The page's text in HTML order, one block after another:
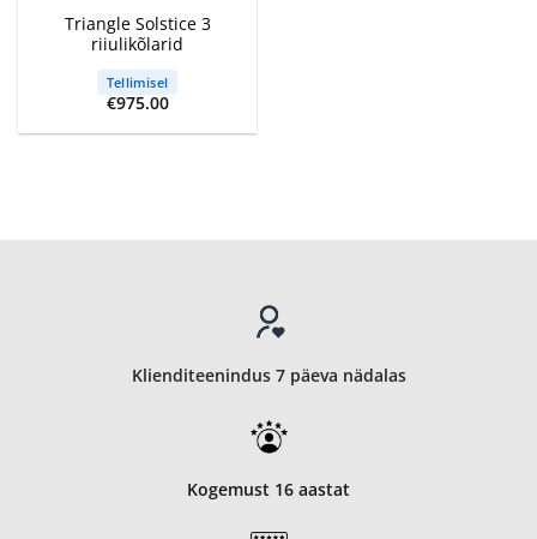
Triangle Solstice 3
riiulikõlarid
Tellimisel
€975.00
Klienditeenindus 7 päeva nädalas
Kogemust 16 aastat